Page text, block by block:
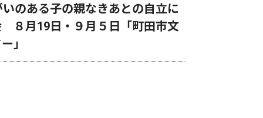
のある子の親なきあとの自立に
８月19日・９月５日「町田市文
」